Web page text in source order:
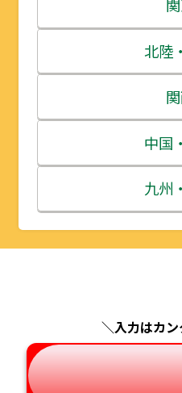
青
岩
宮
秋
山
茨
栃
群
埼
千
神
北陸
新
富
石
福
長
岐
三
滋
京
兵
奈
中国
鳥
島
広
山
九州
福
長
熊
＼入力はカン